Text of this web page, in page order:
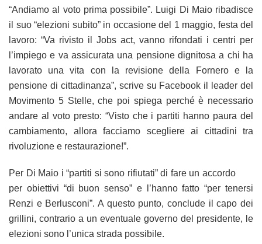
“Andiamo al voto prima possibile”. Luigi Di Maio ribadisce
il suo “elezioni subito” in occasione del 1 maggio, festa del
lavoro: “Va rivisto il Jobs act, vanno rifondati i centri per
l’impiego e va assicurata una pensione dignitosa a chi ha
lavorato una vita con la revisione della Fornero e la
pensione di cittadinanza”, scrive su Facebook il leader del
Movimento 5 Stelle, che poi spiega perché è necessario
andare al voto presto: “Visto che i partiti hanno paura del
cambiamento, allora facciamo scegliere ai cittadini tra
rivoluzione e restaurazione!”.
Per Di Maio i “partiti si sono rifiutati” di fare un accordo
per obiettivi “di buon senso” e l’hanno fatto “per tenersi
Renzi e Berlusconi”. A questo punto, conclude il capo dei
grillini, contrario a un eventuale governo del presidente, le
elezioni sono l’unica strada possibile.